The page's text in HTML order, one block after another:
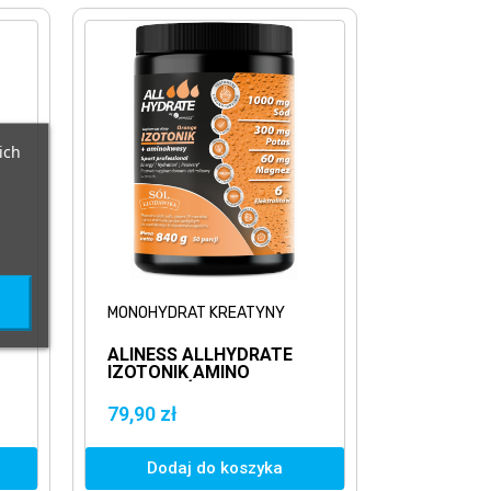
MONOHYDRAT KREATYNY
ALINESS ALLHYDRATE
IZOTONIK AMINO
79,90 zł
Dodaj do koszyka